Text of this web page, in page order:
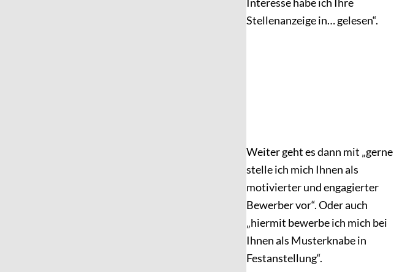
Stellenanzeige in… gelesen“.
Weiter geht es dann mit „gerne
stelle ich mich Ihnen als
motivierter und engagierter
Bewerber vor“. Oder auch
„hiermit bewerbe ich mich bei
Ihnen als Musterknabe in
Festanstellung“.